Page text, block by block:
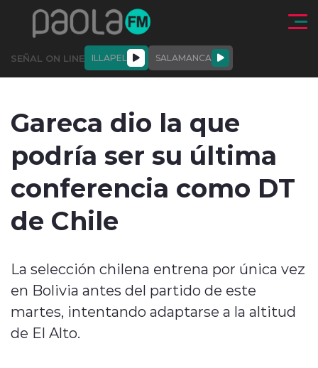
Click acá para ir directamente al contenido
SEÑAL ON LINE ILLAPEL SALAMANCA
DEPORTES
modo claro
Gareca dio la que
podría ser su última
conferencia como DT
de Chile
La selección chilena entrena por única vez
en Bolivia antes del partido de este
martes, intentando adaptarse a la altitud
de El Alto.